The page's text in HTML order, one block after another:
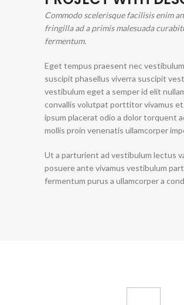
Commodo scelerisque facilisis enim
fringilla ad a primis malesuada
fermentum.
Eget tempus praesent nec
suscipit phasellus viverra suscipit
vestibulum eget a semper id elit
convallis volutpat porttitor vivamus
ipsum placerat odio a dolor torquent
mollis proin venenatis ullamcorper
Ut a parturient ad vestibulum lectus
posuere ante vivamus vestibulum
fermentum purus a ullamcorper a